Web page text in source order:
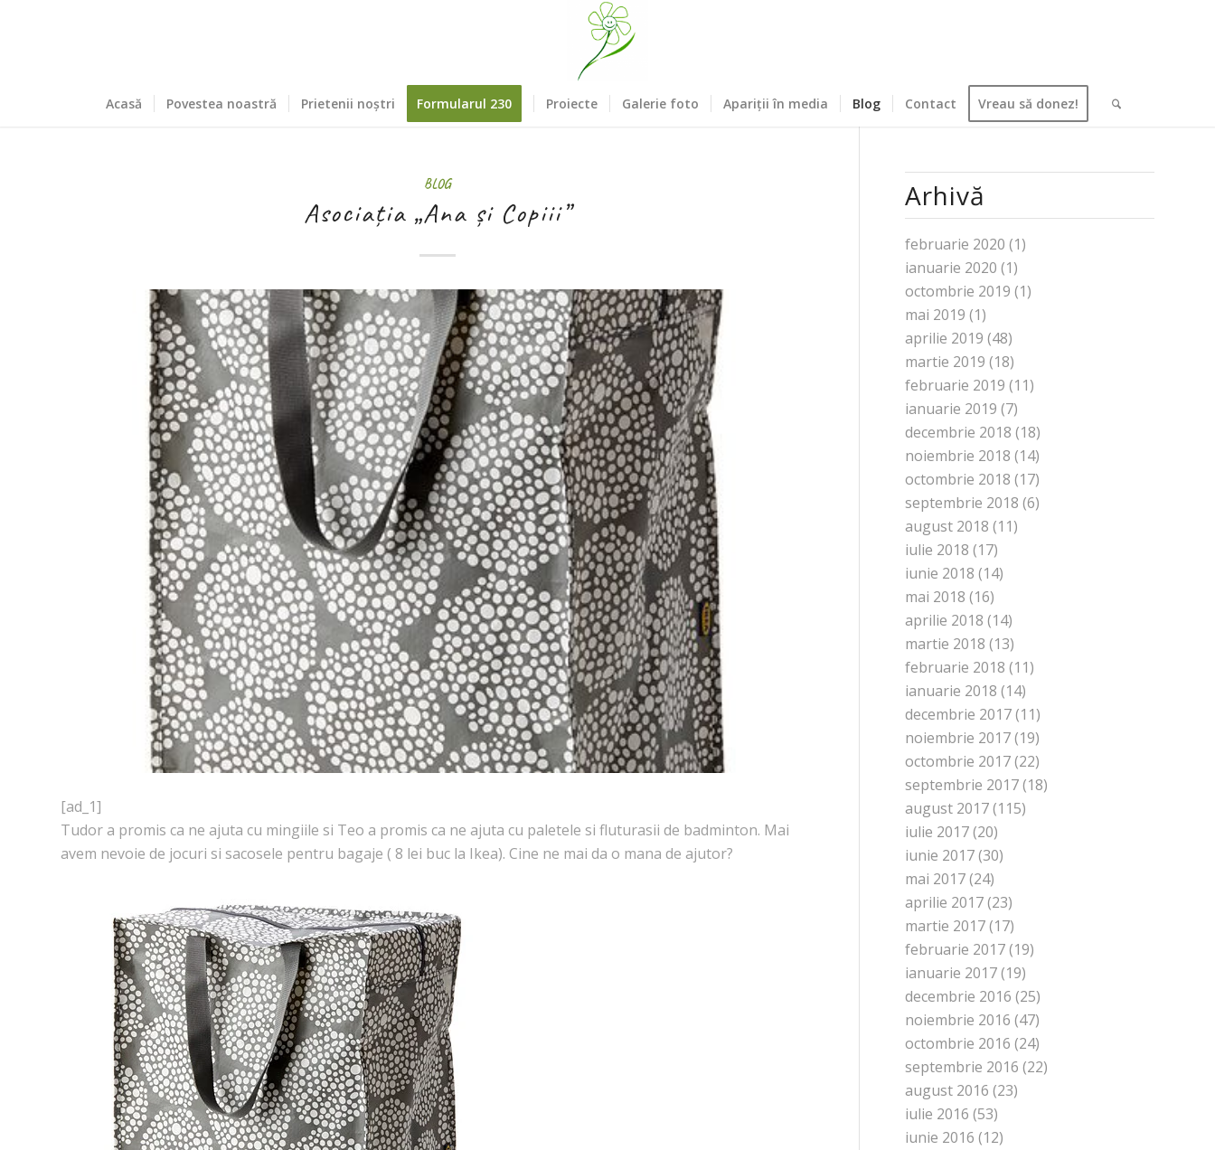
Acasă Povestea noastră Prietenii noștri Formularul 230 Proiecte Galerie foto Apariții în media Blog Contact Vreau să donez!
BLOG
Asociația „Ana și Copiii”
[ad_1]
Tudor a promis ca ne ajuta cu mingiile si Teo a promis ca ne ajuta cu paletele si fluturasii de badminton. Mai
avem nevoie de jocuri si sacosele pentru bagaje ( 8 lei buc la Ikea). Cine ne mai da o mana de ajutor?
Arhivă
februarie 2020 (1)
ianuarie 2020 (1)
octombrie 2019 (1)
mai 2019 (1)
aprilie 2019 (48)
martie 2019 (18)
februarie 2019 (11)
ianuarie 2019 (7)
decembrie 2018 (18)
noiembrie 2018 (14)
octombrie 2018 (17)
septembrie 2018 (6)
august 2018 (11)
iulie 2018 (17)
iunie 2018 (14)
mai 2018 (16)
aprilie 2018 (14)
martie 2018 (13)
februarie 2018 (11)
ianuarie 2018 (14)
decembrie 2017(11)
noiembrie 2017(19)
octombrie 2017(22)
septembrie 2017(18)
august 2017(115)
iulie 2017(20)
iunie 2017(30)
mai 2017(24)
aprilie 2017(23)
martie 2017(17)
februarie 2017(19)
ianuarie 2017(19)
decembrie 2016 (25)
noiembrie 2016 (47)
octombrie 2016 (24)
septembrie 2016 (22)
august 2016 (23)
iulie 2016 (53)
iunie 2016 (12)